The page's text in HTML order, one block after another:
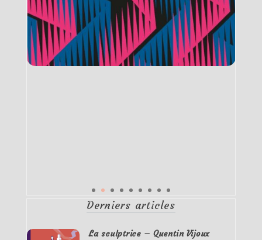
Derniers articles
La sculptrice – Quentin Vijoux